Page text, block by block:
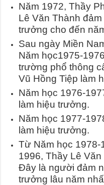
Năm 1972, Thầy
Lê Văn Thành
trưởng cho đến
Sau ngày Miền
Năm học1975-
trường phổ thông
Vũ Hồng Tiệp làm
Năm học 1976-
làm hiệu trưởng.
Năm học 1977-
làm hiệu trưởng.
Từ Năm học 1978-
1996, Thầy Lê
Đây là người đảm
trưởng lâu năm